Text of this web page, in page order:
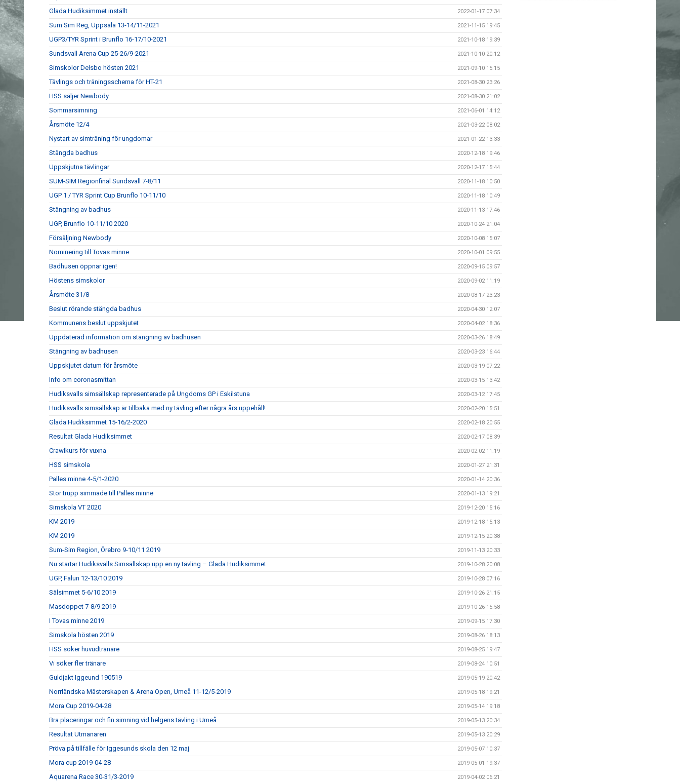
Glada Hudiksimmet inställt 2022-01-17 07:34
Sum Sim Reg, Uppsala 13-14/11-2021 2021-11-15 19:45
UGP3/TYR Sprint i Brunflo 16-17/10-2021 2021-10-18 19:39
Sundsvall Arena Cup 25-26/9-2021 2021-10-10 20:12
Simskolor Delsbo hösten 2021 2021-09-10 15:15
Tävlings och träningsschema för HT-21 2021-08-30 23:26
HSS säljer Newbody 2021-08-30 21:02
Sommarsimning 2021-06-01 14:12
Årsmöte 12/4 2021-03-22 08:02
Nystart av simträning för ungdomar 2021-01-22 13:33
Stängda badhus 2020-12-18 19:46
Uppskjutna tävlingar 2020-12-17 15:44
SUM-SIM Regionfinal Sundsvall 7-8/11 2020-11-18 10:50
UGP 1 / TYR Sprint Cup Brunflo 10-11/10 2020-11-18 10:49
Stängning av badhus 2020-11-13 17:46
UGP, Brunflo 10-11/10 2020 2020-10-24 21:04
Försäljning Newbody 2020-10-08 15:07
Nominering till Tovas minne 2020-10-01 09:55
Badhusen öppnar igen! 2020-09-15 09:57
Höstens simskolor 2020-09-02 11:19
Årsmöte 31/8 2020-08-17 23:23
Beslut rörande stängda badhus 2020-04-30 12:07
Kommunens beslut uppskjutet 2020-04-02 18:36
Uppdaterad information om stängning av badhusen 2020-03-26 18:49
Stängning av badhusen 2020-03-23 16:44
Uppskjutet datum för årsmöte 2020-03-19 07:22
Info om coronasmittan 2020-03-15 13:42
Hudiksvalls simsällskap representerade på Ungdoms GP i Eskilstuna 2020-03-12 17:45
Hudiksvalls simsällskap är tillbaka med ny tävling efter några års uppehåll! 2020-02-20 15:51
Glada Hudiksimmet 15-16/2-2020 2020-02-18 20:55
Resultat Glada Hudiksimmet 2020-02-17 08:39
Crawlkurs för vuxna 2020-02-02 11:19
HSS simskola 2020-01-27 21:31
Palles minne 4-5/1-2020 2020-01-14 20:36
Stor trupp simmade till Palles minne 2020-01-13 19:21
Simskola VT 2020 2019-12-20 15:16
KM 2019 2019-12-18 15:13
KM 2019 2019-12-15 20:38
Sum-Sim Region, Örebro 9-10/11 2019 2019-11-13 20:33
Nu startar Hudiksvalls Simsällskap upp en ny tävling – Glada Hudiksimmet 2019-10-28 20:08
UGP, Falun 12-13/10 2019 2019-10-28 07:16
Sälsimmet 5-6/10 2019 2019-10-26 21:15
Masdoppet 7-8/9 2019 2019-10-26 15:58
I Tovas minne 2019 2019-09-15 17:30
Simskola hösten 2019 2019-08-26 18:13
HSS söker huvudtränare 2019-08-25 19:47
Vi söker fler tränare 2019-08-24 10:51
Guldjakt Iggeund 190519 2019-05-19 20:42
Norrländska Mästerskapen & Arena Open, Umeå 11-12/5-2019 2019-05-18 19:21
Mora Cup 2019-04-28 2019-05-14 19:18
Bra placeringar och fin simning vid helgens tävling i Umeå 2019-05-13 20:34
Resultat Utmanaren 2019-05-13 20:29
Pröva på tillfälle för Iggesunds skola den 12 maj 2019-05-07 10:37
Mora cup 2019-04-28 2019-05-01 19:37
Aquarena Race 30-31/3-2019 2019-04-02 06:21